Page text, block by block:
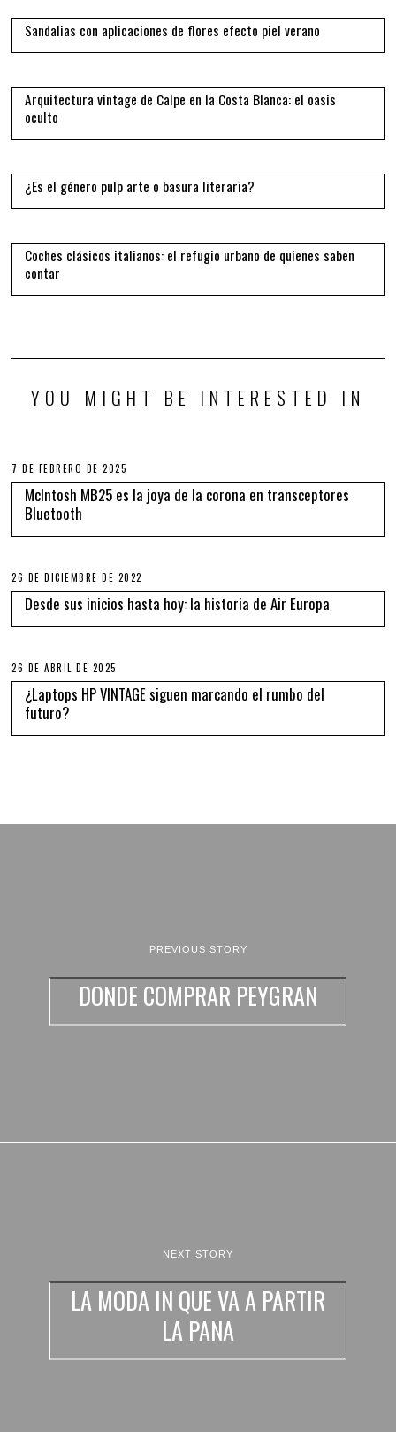
Sandalias con aplicaciones de flores efecto piel verano
12
Arquitectura vintage de Calpe en la Costa Blanca: el oasis
oculto
13
¿Es el género pulp arte o basura literaria?
14
Coches clásicos italianos: el refugio urbano de quienes saben
contar
YOU MIGHT BE INTERESTED IN
7 DE FEBRERO DE 2025
McIntosh MB25 es la joya de la corona en transceptores
Bluetooth
26 DE DICIEMBRE DE 2022
Desde sus inicios hasta hoy: la historia de Air Europa
26 DE ABRIL DE 2025
¿Laptops HP VINTAGE siguen marcando el rumbo del
futuro?
PREVIOUS STORY
DONDE COMPRAR PEYGRAN
NEXT STORY
LA MODA IN QUE VA A PARTIR
LA PANA